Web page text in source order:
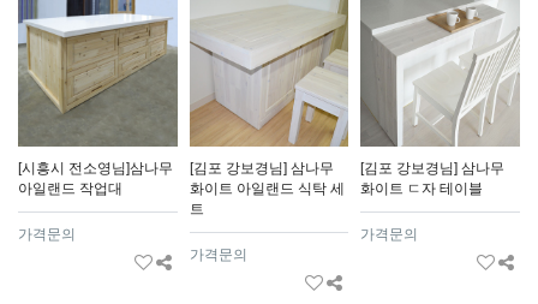
[시흥시 전소영님]삼나무
아일랜드 작업대
가격문의
[김포 강보경님] 삼나무
화이트 아일랜드 식탁 세
트
가격문의
[김포 강보경님] 삼나무
화이트 ㄷ자 테이블
가격문의